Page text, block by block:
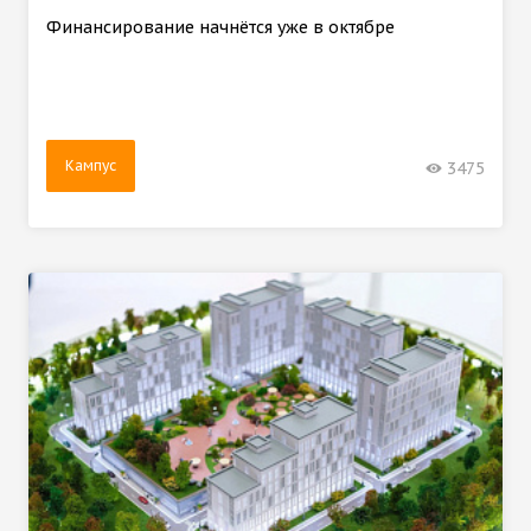
Финансирование начнётся уже в октябре
Кампус 3475